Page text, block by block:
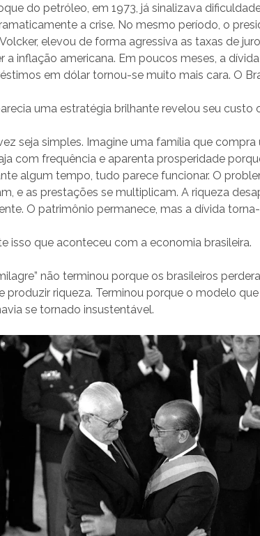
do petróleo, em 1973, já sinalizava
a crise. No mesmo período, o
elevou de forma agressiva as taxas de
a inflação americana. Em poucos meses, a
em dólar tornou-se muito mais cara. O
uma estratégia brilhante revelou seu custo
seja simples. Imagine uma família que compra
com frequência e aparenta prosperidade
algum tempo, tudo parece funcionar. O
e as prestações se multiplicam. A riqueza
O patrimônio permanece, mas a dívida
isso que aconteceu com a economia brasileira.
não terminou porque os brasileiros
produzir riqueza. Terminou porque o modelo
se tornado insustentável.